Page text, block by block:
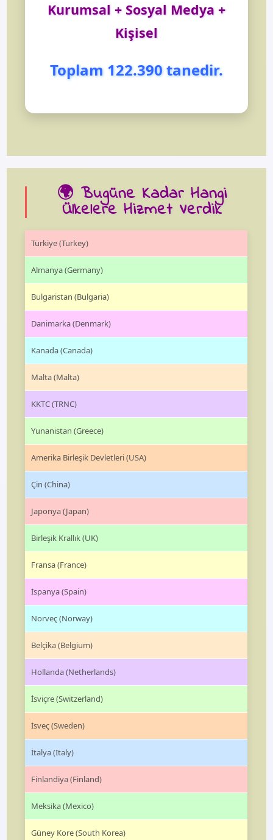
Kurumsal + Sosyal Medya +
Kişisel
Toplam 122.390 tanedir.
🌍 Bugüne Kadar Hangi
Ülkelere Hizmet Verdik
Türkiye (Turkey)
Almanya (Germany)
Bulgaristan (Bulgaria)
Danimarka (Denmark)
Kanada (Canada)
Malta (Malta)
KKTC (TRNC)
Yunanistan (Greece)
Amerika Birleşik Devletleri (USA)
Çin (China)
Japonya (Japan)
Birleşik Krallık (UK)
Fransa (France)
İspanya (Spain)
Norveç (Norway)
Belçika (Belgium)
Hollanda (Netherlands)
İsviçre (Switzerland)
İsveç (Sweden)
İtalya (Italy)
Finlandiya (Finland)
Meksika (Mexico)
Güney Kore (South Korea)